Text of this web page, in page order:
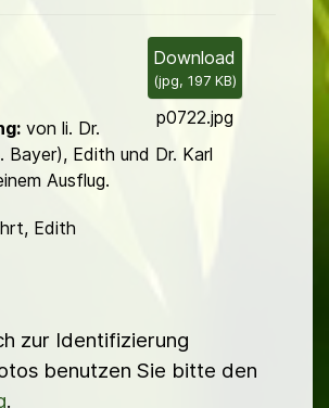
Download
(jpg, 197 KB)
p0722.jpg
von li. Dr.
Bayer), Edith und Dr. Karl
Ausflug.
Edith
zur Identifizierung
benutzen Sie bitte den
.